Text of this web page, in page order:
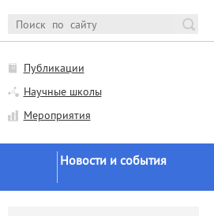
Публикации
Научные школы
Мероприятия
Новости и события